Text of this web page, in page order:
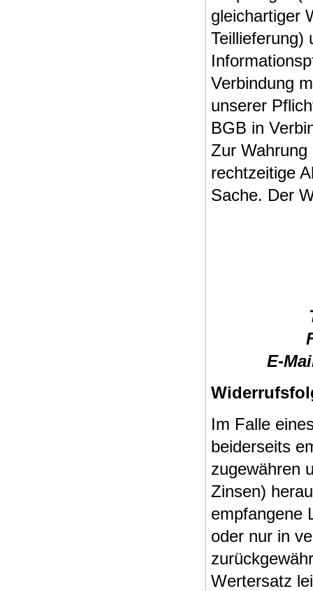
gleichartiger
Teillieferung)
Verbindung
unserer
BGB in
Zur
rechtzeitige
Sache. Der
E-
Im Falle
beiderseits
zugewähren
Zinsen)
empfangene
oder nur in
Wertersatz